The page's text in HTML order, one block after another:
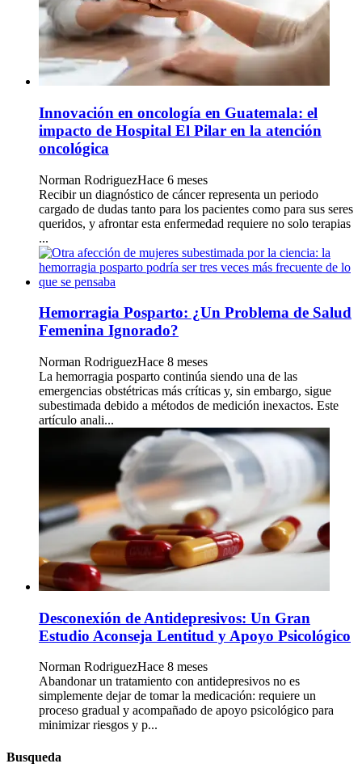
Innovación en oncología en Guatemala: el
impacto de Hospital El Pilar en la atención
oncológica
Norman RodriguezHace 6 meses
Recibir un diagnóstico de cáncer representa un periodo
cargado de dudas tanto para los pacientes como para sus seres
queridos, y afrontar esta enfermedad requiere no solo terapias
...
Hemorragia Posparto: ¿Un Problema de Salud
Femenina Ignorado?
Norman RodriguezHace 8 meses
La hemorragia posparto continúa siendo una de las
emergencias obstétricas más críticas y, sin embargo, sigue
subestimada debido a métodos de medición inexactos. Este
artículo anali...
Desconexión de Antidepresivos: Un Gran
Estudio Aconseja Lentitud y Apoyo Psicológico
Norman RodriguezHace 8 meses
Abandonar un tratamiento con antidepresivos no es
simplemente dejar de tomar la medicación: requiere un
proceso gradual y acompañado de apoyo psicológico para
minimizar riesgos y p...
Busqueda